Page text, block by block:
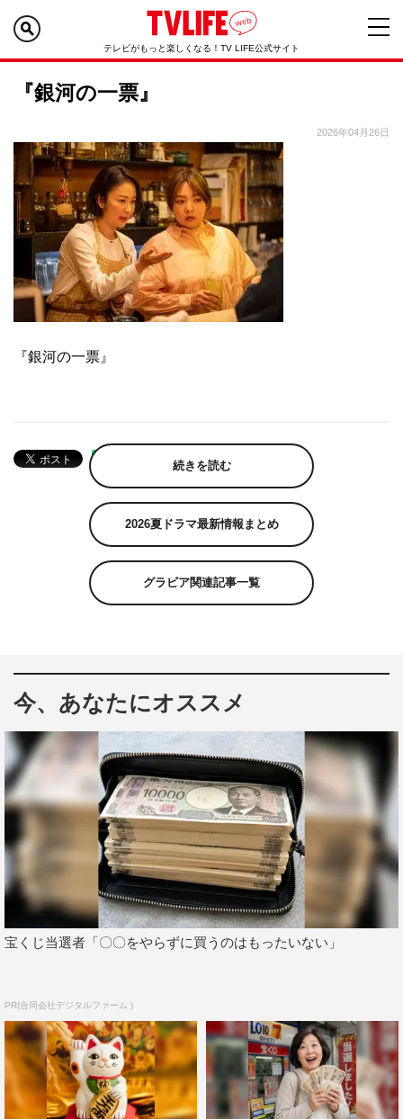
テレビがもっと楽しくなる！TV LIFE公式サイト
『銀河の一票』
2026年04月26日
『銀河の一票』
続きを読む
2026夏ドラマ最新情報まとめ
グラビア関連記事一覧
今、あなたにオススメ
宝くじ当選者「〇〇をやらずに買うのはもったいない」
PR(合同会社デジタルファーム )